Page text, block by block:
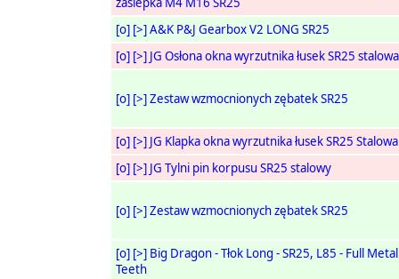
[o] [>]A&K P&J Gearbox V2 LONG SR25
[o] [>] JG Osłona okna wyrzutnika łusek SR25 stalowa
[o] [>]Zestaw wzmocnionych zębatek SR25
[o] [>] JG Klapka okna wyrzutnika łusek SR25 Stalowa
[o] [>] JG Tylni pin korpusu SR25 stalowy
[o] [>]Zestaw wzmocnionych zębatek SR25
[o] [>] Big Dragon - Tłok Long - SR25, L85 - Full Metal
Teeth